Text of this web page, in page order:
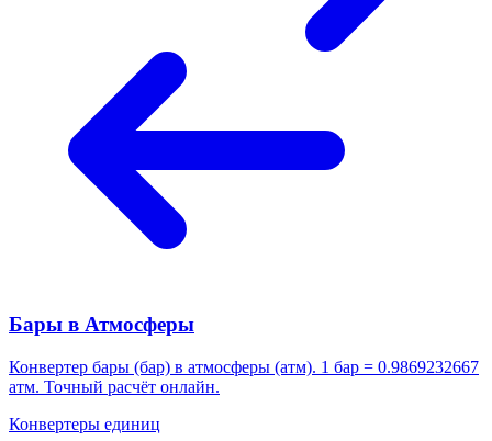
Бары в Атмосферы
Конвертер бары (бар) в атмосферы (атм). 1 бар = 0.9869232667
атм. Точный расчёт онлайн.
Конвертеры единиц